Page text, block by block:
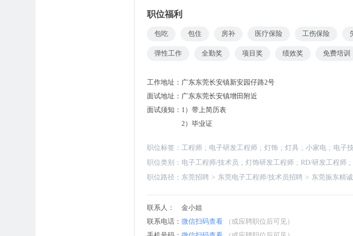
职位福利
包吃 包住 房补 医疗保险 工伤保险
弹性工作 全勤奖 项目奖 绩效奖 免费培训
工作地址： 广东东莞长安镇新安园仔路2号
面试地址： 广东东莞长安镇增田附近
面试须知： 1）带上简历表
2）毕业证
职位标签： 工程师 ; 电子研发工程师 ; 灯饰 ; 灯具 ; 小家电 ; 电子
职位类别： 电子工程师/技术员 ; 灯饰研发工程师 ; RD/研发工程师 ;
职位路径： 东莞招聘 > 东莞电子工程师/技术员招聘 > 东莞振东精
联系人：
金小姐
联系电话： 微信扫码查看
（或应聘职位后可见）